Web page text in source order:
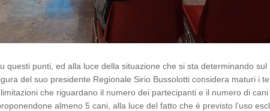
questi punti, ed alla luce della situazione che si sta determinando sul
del suo presidente Regionale Sirio Bussolotti considera maturi i
che riguardano il numero dei partecipanti e il numero di
almeno 5 cani, alla luce del fatto che è previsto l’uso